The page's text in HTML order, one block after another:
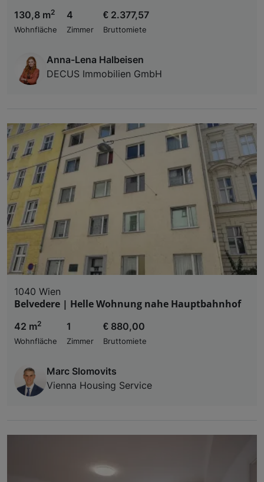
130,8 m2
Wohnfläche
4
Zimmer
€ 2.377,57
Bruttomiete
Anna-Lena Halbeisen
DECUS Immobilien GmbH
1040 Wien
Belvedere | Helle Wohnung nahe Hauptbahnhof
42 m2
Wohnfläche
1
Zimmer
€ 880,00
Bruttomiete
Marc Slomovits
Vienna Housing Service